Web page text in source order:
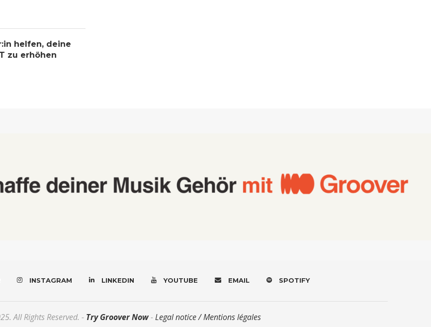
helfen, deine
zu erhöhen
INSTAGRAM LINKEDIN YOUTUBE EMAIL SPOTIFY
All Rights Reserved. - Try Groover Now-Legal notice / Mentions légales